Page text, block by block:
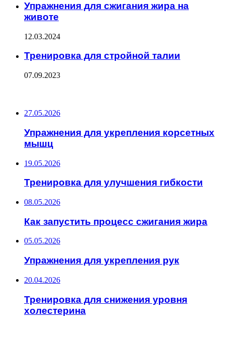
Упражнения для сжигания жира на
животе
12.03.2024
Тренировка для стройной талии
07.09.2023
27.05.2026
Упражнения для укрепления корсетных
мышц
19.05.2026
Тренировка для улучшения гибкости
08.05.2026
Как запустить процесс сжигания жира
05.05.2026
Упражнения для укрепления рук
20.04.2026
Тренировка для снижения уровня
холестерина